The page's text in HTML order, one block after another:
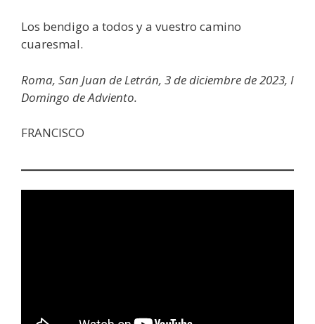
Los bendigo a todos y a vuestro camino
cuaresmal.
Roma, San Juan de Letrán, 3 de diciembre de 2023, I
Domingo de Adviento.
FRANCISCO